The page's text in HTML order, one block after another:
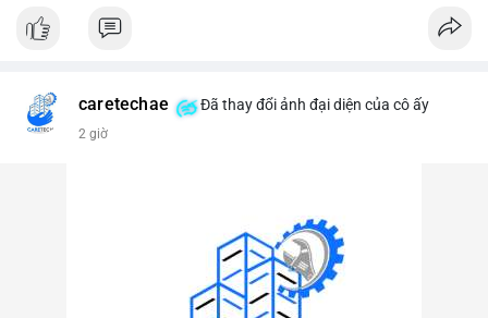
#blockchain #cryptonews
#vlikevn #titanbot
caretechae Đã thay đổi ảnh đại diện của cô ấy
2 giờ